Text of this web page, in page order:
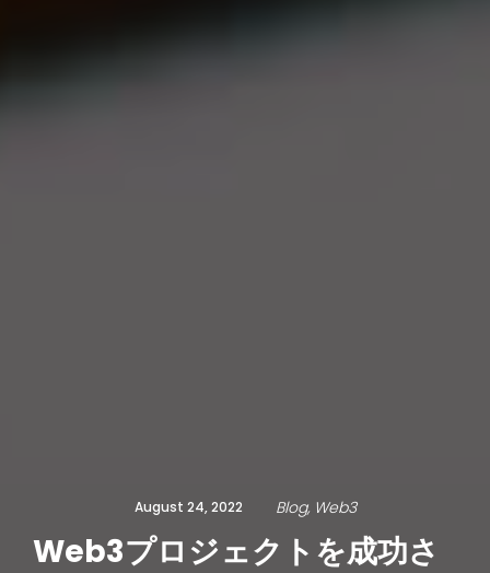
August 24, 2022 Blog Web3
Web3プロジェクトを成功さ